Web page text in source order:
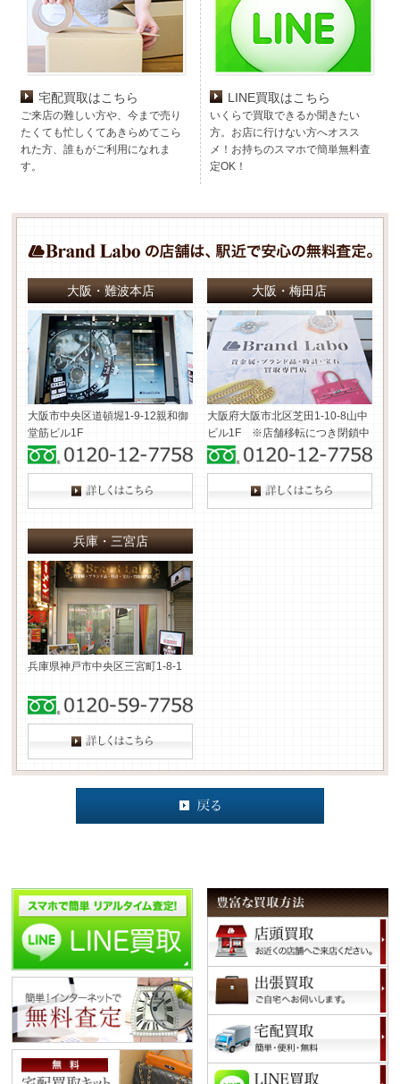
宅配買取はこちら
ご来店の難しい方や、今まで売り
たくても忙しくてあきらめてこら
れた方、誰もがご利用になれま
す。
LINE買取はこちら
いくらで買取できるか聞きたい
方。お店に行けない方へオスス
メ！お持ちのスマホで簡単無料査
定OK！
大阪・難波本店
大阪市中央区道頓堀1-9-12親和御
堂筋ビル1F
大阪・梅田店
大阪府大阪市北区芝田1-10-8山中
ビル1F ※店舗移転につき閉鎖中
兵庫・三宮店
兵庫県神戸市中央区三宮町1-8-1